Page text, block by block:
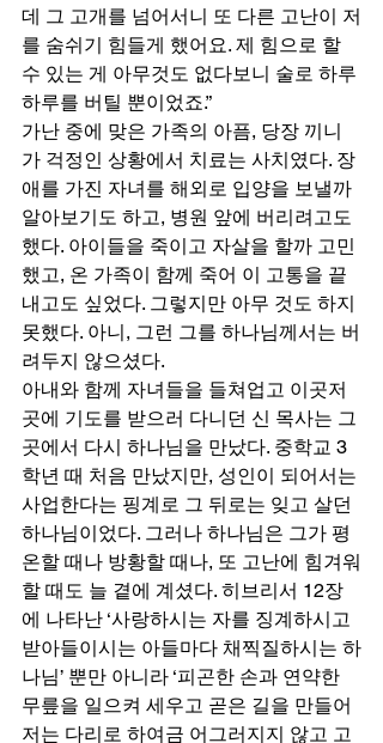
데 그 고개를 넘어서니 또 다른 고난이 저
를 숨쉬기 힘들게 했어요. 제 힘으로 할
수 있는 게 아무것도 없다보니 술로 하루
하루를 버틸 뿐이었죠.”
가난 중에 맞은 가족의 아픔, 당장 끼니
가 걱정인 상황에서 치료는 사치였다. 장
애를 가진 자녀를 해외로 입양을 보낼까
알아보기도 하고, 병원 앞에 버리려고도
했다. 아이들을 죽이고 자살을 할까 고민
했고, 온 가족이 함께 죽어 이 고통을 끝
내고도 싶었다. 그렇지만 아무 것도 하지
못했다. 아니, 그런 그를 하나님께서는 버
려두지 않으셨다.
아내와 함께 자녀들을 들쳐업고 이곳저
곳에 기도를 받으러 다니던 신 목사는 그
곳에서 다시 하나님을 만났다. 중학교 3
학년 때 처음 만났지만, 성인이 되어서는
사업한다는 핑계로 그 뒤로는 잊고 살던
하나님이었다. 그러나 하나님은 그가 평
온할 때나 방황할 때나, 또 고난에 힘겨워
할 때도 늘 곁에 계셨다. 히브리서 12장
에 나타난 ‘사랑하시는 자를 징계하시고
받아들이시는 아들마다 채찍질하시는 하
나님’ 뿐만 아니라 ‘피곤한 손과 연약한
무릎을 일으켜 세우고 곧은 길을 만들어
저는 다리로 하여금 어그러지지 않고 고